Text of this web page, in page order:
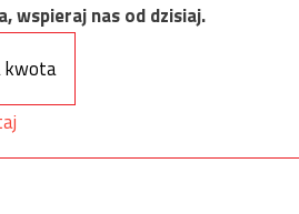
wspieraj nas od dzisiaj.
kwota